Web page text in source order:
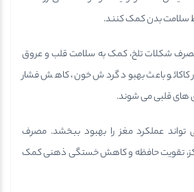
سلامت بدن کمک کنند.
مصرف شکلات تلخ، کمک به سلامت قلب و عروق
کاکائو باعث بهبود گردش خون، کاهش فشار
قلبی می شوند.
عملکرد مغز را بهبود ببخشد. مصرف
تقویت حافظه و کاهش خستگی ذهنی کمک